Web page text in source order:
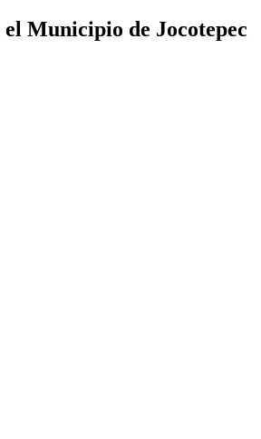
el Municipio de Jocotepec